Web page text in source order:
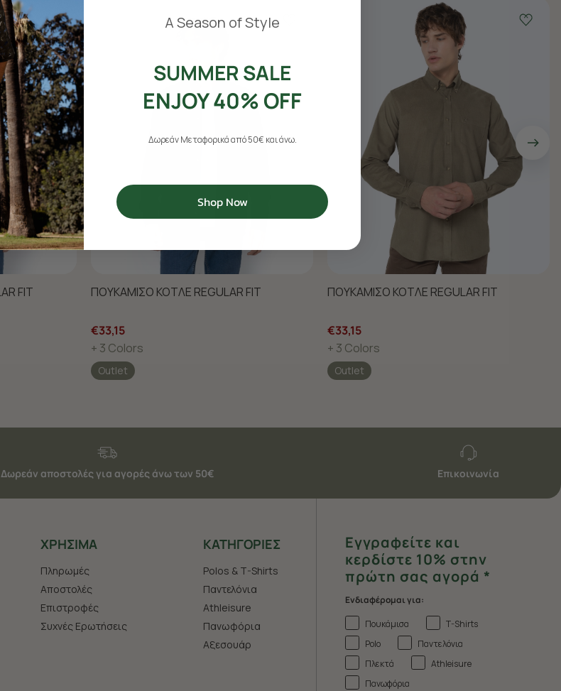
FIT ΠΟΥΚΑΜΙΣΟ ΚΟΤΛΕ REGULAR FIT
€33,15
+ 3 Colors
Outlet
ΠΟΥΚΑΜΙΣΟ ΚΟΤΛΕ REGULAR FIT
€33,15
+ 3 Colors
Outlet
Δωρεάν αποστολές για αγορές άνω των 50€ Επικοινωνία
ΧΡHΣΙΜΑ
Πληρωμές
Αποστολές
Επιστροφές
Συχνές Ερωτήσεις
ΚΑΤΗΓΟΡΙΕΣ
Polos & T-Shirts
Παντελόνια
Athleisure
Πανωφόρια
Aξεσουάρ
Εγγραφείτε και
κερδίστε 10% στην
πρώτη σας αγορά *
Ενδιαφέρομαι για:
Πουκάμισα
T-Shirts
Polo
Παντελόνια
Πλεκτά
Athleisure
Πανωφόρια
A Season of Style
SUMMER SALE
ENJOY 40% OFF
Δωρεάν Μεταφορικά από 50€ και άνω.
Shop Now